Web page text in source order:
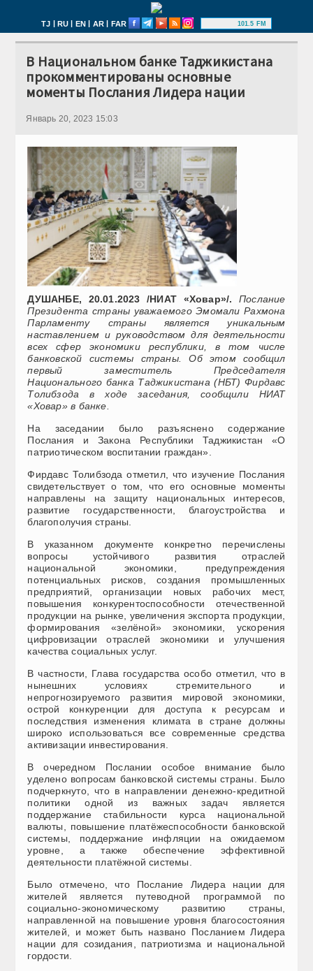
TJ | RU | EN | AR | FAR 101.5 FM
В Национальном банке Таджикистана
прокомментированы основные
моменты Послания Лидера нации
Январь 20, 2023 15:03
ДУШАНБЕ, 20.01.2023 /НИАТ «Ховар»/.
Послание
Президента страны уважаемого Эмомали Рахмона
Парламенту страны является уникальным
наставлением и руководством для деятельности
всех сфер экономики республики, в том числе
банковской системы страны. Об этом сообщил
первый заместитель Председателя
Национального банка Таджикистана (НБТ) Фирдавс
Толибзода в ходе заседания, сообщили НИАТ
«Ховар» в банке.
На заседании было разъяснено содержание
Послания и Закона Республики Таджикистан «О
патриотическом воспитании граждан».
Фирдавс Толибзода отметил, что изучение Послания
свидетельствует о том, что его основные моменты
направлены на защиту национальных интересов,
развитие государственности, благоустройства и
благополучия страны.
В указанном документе конкретно перечислены
вопросы устойчивого развития отраслей
национальной экономики, предупреждения
потенциальных рисков, создания промышленных
предприятий, организации новых рабочих мест,
повышения конкурентоспособности отечественной
продукции на рынке, увеличения экспорта продукции,
формирования «зелёной» экономики, ускорения
цифровизации отраслей экономики и улучшения
качества социальных услуг.
В частности, Глава государства особо отметил, что в
нынешних условиях стремительного и
непрогнозируемого развития мировой экономики,
острой конкуренции для доступа к ресурсам и
последствия изменения климата в стране должны
широко использоваться все современные средства
активизации инвестирования.
В очередном Послании особое внимание было
уделено вопросам банковской системы страны. Было
подчеркнуто, что в направлении денежно-кредитной
политики одной из важных задач является
поддержание стабильности курса национальной
валюты, повышение платёжеспособности банковской
системы, поддержание инфляции на ожидаемом
уровне, а также обеспечение эффективной
деятельности платёжной системы.
Было отмечено, что Послание Лидера нации для
жителей является путеводной программой по
социально-экономическому развитию страны,
направленной на повышение уровня благосостояния
жителей, и может быть названо Посланием Лидера
нации для созидания, патриотизма и национальной
гордости.